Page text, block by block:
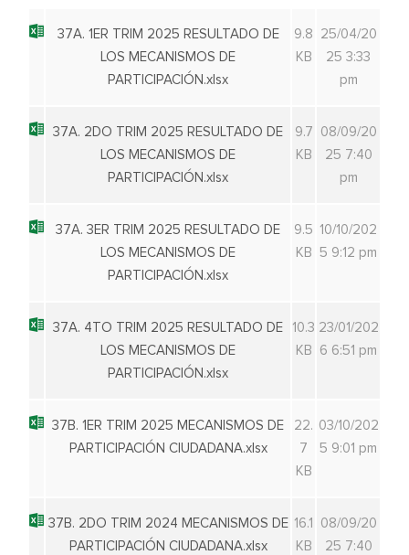
37A. 1ER TRIM 2025 RESULTADO DE
LOS MECANISMOS DE
PARTICIPACIÓN.xlsx
9.8
KB
25/04/20
25 3:33
pm
37A. 2DO TRIM 2025 RESULTADO DE
LOS MECANISMOS DE
PARTICIPACIÓN.xlsx
9.7
KB
08/09/20
25 7:40
pm
37A. 3ER TRIM 2025 RESULTADO DE
LOS MECANISMOS DE
PARTICIPACIÓN.xlsx
9.5
KB
10/10/202
5 9:12 pm
37A. 4TO TRIM 2025 RESULTADO DE
LOS MECANISMOS DE
PARTICIPACIÓN.xlsx
10.3
KB
23/01/202
6 6:51 pm
37B. 1ER TRIM 2025 MECANISMOS DE
PARTICIPACIÓN CIUDADANA.xlsx
22.
7
KB
03/10/202
5 9:01 pm
37B. 2DO TRIM 2024 MECANISMOS DE
PARTICIPACIÓN CIUDADANA.xlsx
16.1
KB
08/09/20
25 7:40